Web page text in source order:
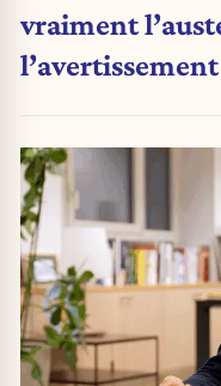
vraiment